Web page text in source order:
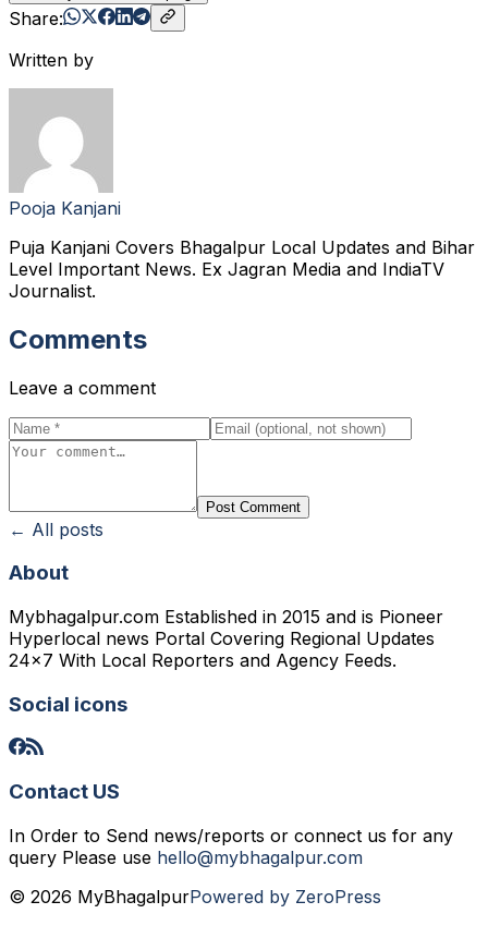
Share:
Written by
Pooja Kanjani
Puja Kanjani Covers Bhagalpur Local Updates and Bihar
Level Important News. Ex Jagran Media and IndiaTV
Journalist.
Comments
Leave a comment
Post Comment
← All posts
About
Mybhagalpur.com Established in 2015 and is Pioneer
Hyperlocal news Portal Covering Regional Updates
24x7 With Local Reporters and Agency Feeds.
Social icons
Contact US
In Order to Send news/reports or connect us for any
query Please use hello@mybhagalpur.com
© 2026 MyBhagalpurPowered by ZeroPress